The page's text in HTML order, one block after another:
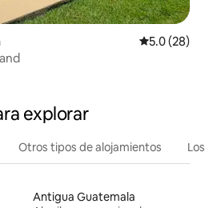
Calificación
5.0 (28)
explorar
Otros tipos de alojamientos
Antigua Guatemala